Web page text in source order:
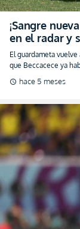
¡A probarse
ser
por Europa
El delantero está en
para luchar por un